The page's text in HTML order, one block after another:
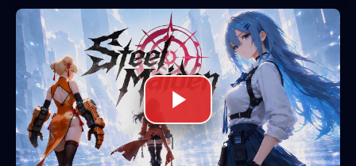
Combate de acción rápida
con solo dos botones
El núcleo de la jugabilidad deSteel Maiden